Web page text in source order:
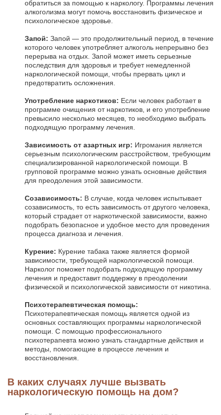
обратиться за помощью к наркологу. Программы лечения
алкоголизма могут помочь восстановить физическое и
психологическое здоровье.
Запой: Запой — это продолжительный период, в течение
которого человек употребляет алкоголь непрерывно без
перерыва на отдых. Запой может иметь серьезные
последствия для здоровья и требует немедленной
наркологической помощи, чтобы прервать цикл и
предотвратить осложнения.
Употребление наркотиков: Если человек работает в
программе очищения от наркотиков, и его употребление
превысило несколько месяцев, то необходимо выбрать
подходящую программу лечения.
Зависимость от азартных игр: Игромания является
серьезным психологическим расстройством, требующим
специализированной наркологической помощи. В
групповой программе можно узнать основные действия
для преодоления этой зависимости.
Созависимость: В случае, когда человек испытывает
созависимость, то есть зависимость от другого человека,
который страдает от наркотической зависимости, важно
подобрать безопасное и удобное место для проведения
процесса диагноза и лечения.
Курение: Курение табака также является формой
зависимости, требующей наркологической помощи.
Нарколог поможет подобрать подходящую программу
лечения и предоставит поддержку в преодолении
физической и психологической зависимости от никотина.
Психотерапевтическая помощь:
Психотерапевтическая помощь является одной из
основных составляющих программы наркологической
помощи. С помощью профессионального
психотерапевта можно узнать стандартные действия и
методы, помогающие в процессе лечения и
восстановления.
В каких случаях лучше вызвать
наркологическую помощь на дом?